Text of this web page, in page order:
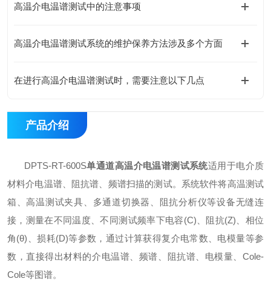
高温介电温谱测试中的注意事项
高温介电温谱测试系统的维护保养方法涉及多个方面
在进行高温介电温谱测试时，需要注意以下几点
产品介绍
DPTS-RT-600S单通道高温介电温谱测试系统适用于电介质
材料介电温谱、阻抗谱、频谱扫描的测试。 系统软件将高温测试
箱、高温测试夹具、多通道切换器、 阻抗分析仪等设备无缝连
接，测量在不同温度、不同测试频率下电容(C)、阻抗(Z)、相位
角(θ)、损耗(D)等参数，通过计算获得复介电常数、电模量等参
数，直接得出材料的介电温谱、频谱、阻抗谱、电模量、Cole-
Cole等图谱。